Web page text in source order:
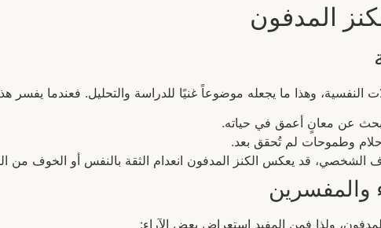
المدفون
النفسية، وهذا ما يجعله موضوعاً غنيًا للدراسة والتحليل. فعندما يفسر
عن معانٍ أعمق في حياته.
وطموحات لم تُحقق بعد.
الشخصي، قد يعكس الكنز المدفون انعدام الثقة بالنفس أو الخوف من
والمفسرين
ولذا فمن المفيد استعراض بعض الآراء: